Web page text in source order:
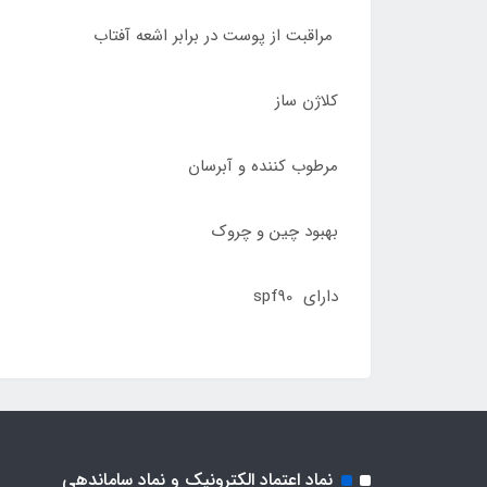
مراقبت از پوست در برابر اشعه آفتاب
کلاژن ساز
مرطوب کننده و آبرسان
بهبود چین و چروک
دارای spf90
نماد اعتماد الکترونیک و نماد ساماندهی